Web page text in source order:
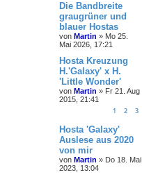
Die Bandbreite
graugrüner und
blauer Hostas
von Martin » Mo 25.
Mai 2026, 17:21
Hosta Kreuzung
H.'Galaxy' x H.
'Little Wonder'
von Martin » Fr 21. Aug
2015, 21:41
1 2 3
Hosta 'Galaxy'
Auslese aus 2020
von mir
von Martin » Do 18. Mai
2023, 13:04